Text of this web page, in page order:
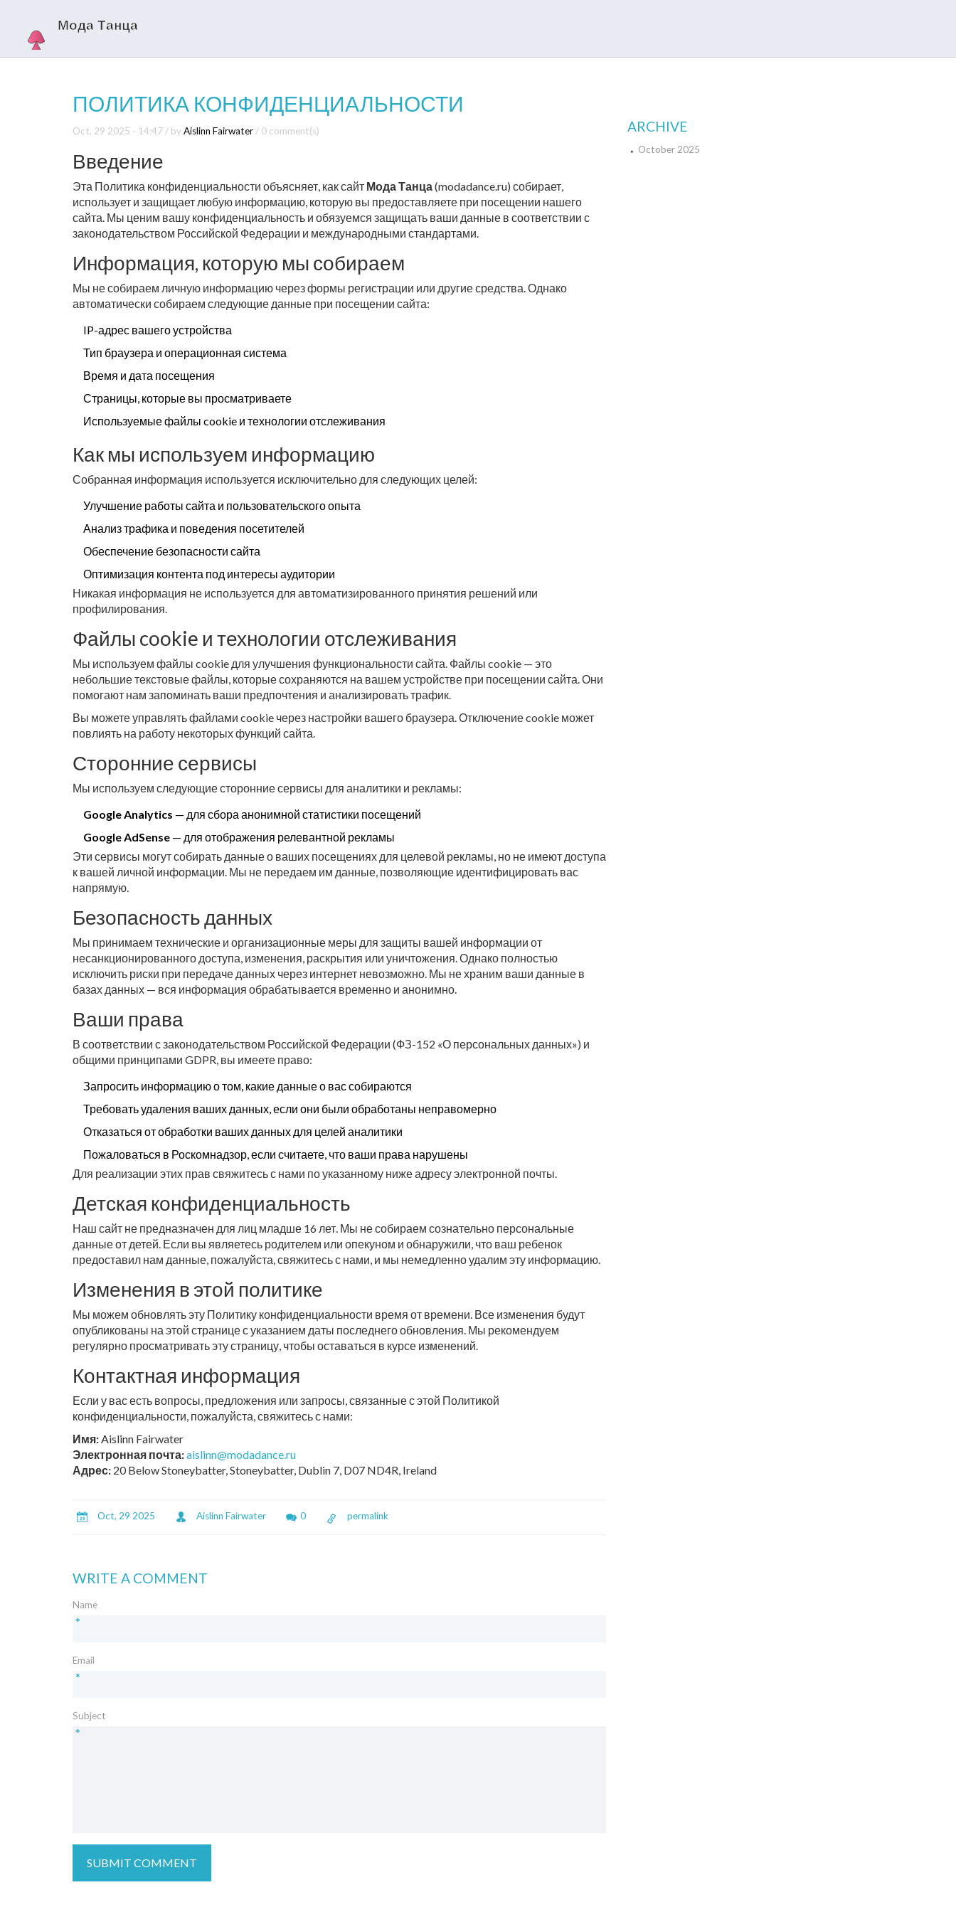
ПОЛИТИКА КОНФИДЕНЦИАЛЬНОСТИ
Oct, 29 2025 - 14:47 / byAislinn Fairwater / 0 comment(s)
Введение
Эта Политика конфиденциальности объясняет, как сайт Мода Танца(modadance.ru) собирает,
использует и защищает любую информацию, которую вы предоставляете при посещении нашего
сайта. Мы ценим вашу конфиденциальность и обязуемся защищать ваши данные в соответствии с
законодательством Российской Федерации и международными стандартами.
Информация, которую мы собираем
Мы не собираем личную информацию через формы регистрации или другие средства. Однако
автоматически собираем следующие данные при посещении сайта:
IP-адрес вашего устройства
Тип браузера и операционная система
Время и дата посещения
Страницы, которые вы просматриваете
Используемые файлы cookie и технологии отслеживания
Как мы используем информацию
Собранная информация используется исключительно для следующих целей:
Улучшение работы сайта и пользовательского опыта
Анализ трафика и поведения посетителей
Обеспечение безопасности сайта
Оптимизация контента под интересы аудитории
Никакая информация не используется для автоматизированного принятия решений или
профилирования.
Файлы cookie и технологии отслеживания
Мы используем файлы cookie для улучшения функциональности сайта. Файлы cookie — это
небольшие текстовые файлы, которые сохраняются на вашем устройстве при посещении сайта. Они
помогают нам запоминать ваши предпочтения и анализировать трафик.
Вы можете управлять файлами cookie через настройки вашего браузера. Отключение cookie может
повлиять на работу некоторых функций сайта.
Сторонние сервисы
Мы используем следующие сторонние сервисы для аналитики и рекламы:
Google Analytics — для сбора анонимной статистики посещений
Google AdSense — для отображения релевантной рекламы
Эти сервисы могут собирать данные о ваших посещениях для целевой рекламы, но не имеют доступа
к вашей личной информации. Мы не передаем им данные, позволяющие идентифицировать вас
напрямую.
Безопасность данных
Мы принимаем технические и организационные меры для защиты вашей информации от
несанкционированного доступа, изменения, раскрытия или уничтожения. Однако полностью
исключить риски при передаче данных через интернет невозможно. Мы не храним ваши данные в
базах данных — вся информация обрабатывается временно и анонимно.
Ваши права
В соответствии с законодательством Российской Федерации (ФЗ-152 «О персональных данных») и
общими принципами GDPR, вы имеете право:
Запросить информацию о том, какие данные о вас собираются
Требовать удаления ваших данных, если они были обработаны неправомерно
Отказаться от обработки ваших данных для целей аналитики
Пожаловаться в Роскомнадзор, если считаете, что ваши права нарушены
Для реализации этих прав свяжитесь с нами по указанному ниже адресу электронной почты.
Детская конфиденциальность
Наш сайт не предназначен для лиц младше 16 лет. Мы не собираем сознательно персональные
данные от детей. Если вы являетесь родителем или опекуном и обнаружили, что ваш ребенок
предоставил нам данные, пожалуйста, свяжитесь с нами, и мы немедленно удалим эту информацию.
Изменения в этой политике
Мы можем обновлять эту Политику конфиденциальности время от времени. Все изменения будут
опубликованы на этой странице с указанием даты последнего обновления. Мы рекомендуем
регулярно просматривать эту страницу, чтобы оставаться в курсе изменений.
Контактная информация
Если у вас есть вопросы, предложения или запросы, связанные с этой Политикой
конфиденциальности, пожалуйста, свяжитесь с нами:
Имя:Aislinn Fairwater
Электронная почта:aislinn@modadance.ru
Адрес: 20 Below Stoneybatter, Stoneybatter, Dublin 7, D07 ND4R, Ireland
Oct, 29 2025 Aislinn Fairwater 0 permalink
WRITE A COMMENT
Name
*
Email
*
Subject
*
ARCHIVE
October 2025